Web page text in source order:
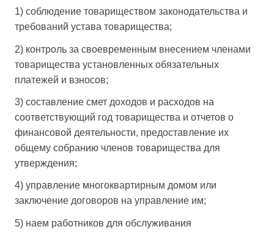
1) соблюдение товариществом законодательства и
требований устава товарищества;
2) контроль за своевременным внесением членами
товарищества установленных обязательных
платежей и взносов;
3) составление смет доходов и расходов на
соответствующий год товарищества и отчетов о
финансовой деятельности, предоставление их
общему собранию членов товарищества для
утверждения;
4) управление многоквартирным домом или
заключение договоров на управление им;
5) наем работников для обслуживания